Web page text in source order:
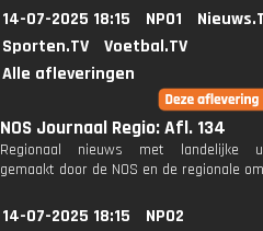
14-07-2025 18:15 NPO1
Sporten.TV
Voetbal.TV
Alle afleveringen
NOS Journaal Regio: Afl. 134
Regionaal nieuws met landelijke
gemaakt door de NOS en de regionale
14-07-2025 18:15
NPO2